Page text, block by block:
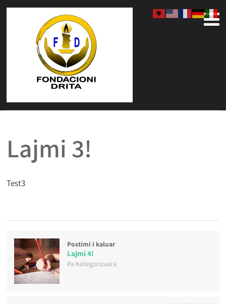
Lajmi 3!
Test3
Postimi i kaluar
Lajmi 4!
Pa Kategorizuara